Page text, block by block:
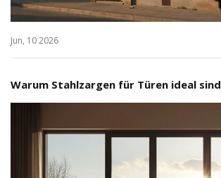
Jun, 10 2026
Warum Stahlzargen für Türen ideal sind